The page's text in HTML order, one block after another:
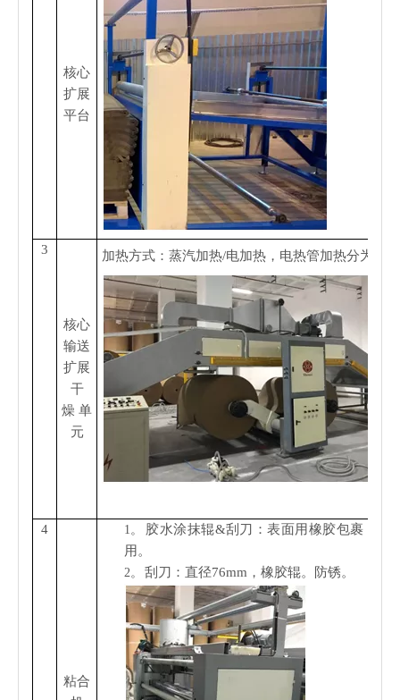
核心
扩展
平台
3
核心
输送
扩展
干
燥 单
元
加热方式：蒸汽加热/电加热，电热管加热分为2组
4
粘合
1。
胶水涂抹辊&刮刀：表面用橡胶包裹，均
用。
2。 刮刀：直径76mm，橡胶辊。防锈。